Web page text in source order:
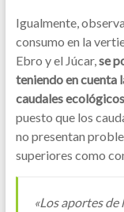
Igualmente,
consumo en la
Ebro y el Júcar, se
teniendo en cuenta
caudales ecológicos
puesto que los
no presentan
superiores como
«Los aportes de